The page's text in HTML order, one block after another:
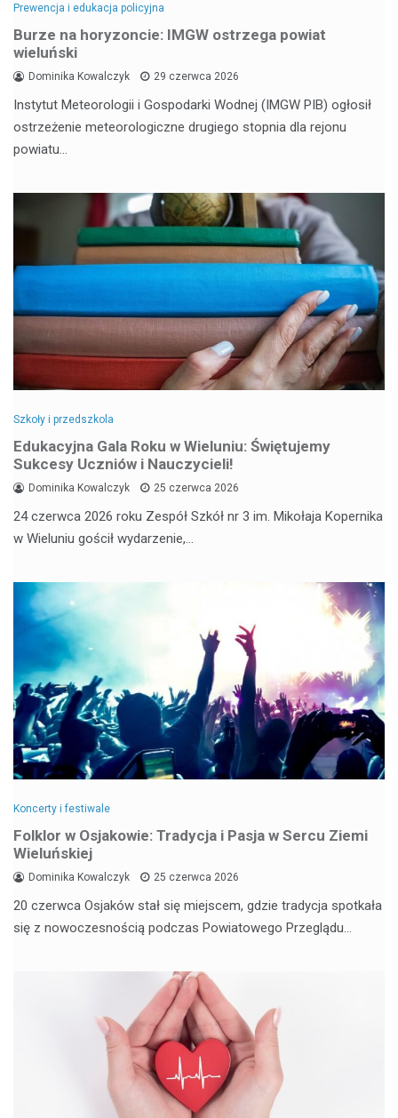
Prewencja i edukacja policyjna
Burze na horyzoncie: IMGW ostrzega powiat
wieluński
Dominika Kowalczyk 29 czerwca 2026
Instytut Meteorologii i Gospodarki Wodnej (IMGW PIB) ogłosił
ostrzeżenie meteorologiczne drugiego stopnia dla rejonu
powiatu…
Szkoły i przedszkola
Edukacyjna Gala Roku w Wieluniu: Świętujemy
Sukcesy Uczniów i Nauczycieli!
Dominika Kowalczyk 25 czerwca 2026
24 czerwca 2026 roku Zespół Szkół nr 3 im. Mikołaja Kopernika
w Wieluniu gościł wydarzenie,…
Koncerty i festiwale
Folklor w Osjakowie: Tradycja i Pasja w Sercu Ziemi
Wieluńskiej
Dominika Kowalczyk 25 czerwca 2026
20 czerwca Osjaków stał się miejscem, gdzie tradycja spotkała
się z nowoczesnością podczas Powiatowego Przeglądu…